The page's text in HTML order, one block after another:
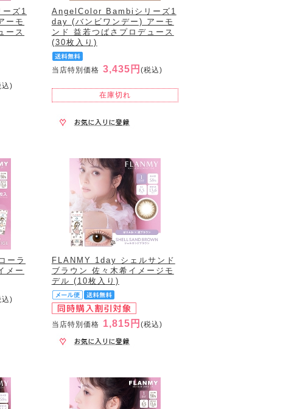
ズ1
ーモ
ース
込)
AngelColor Bambiシリーズ1
day (バンビワンデー) アーモ
ンド 益若つばさプロデュース
(30枚入り)
当店特別価格 3,435円 (税込)
在庫切れ
ーラ
メー
込)
FLANMY 1day シェルサンド
ブラウン 佐々木希イメージモ
デル (10枚入り)
当店特別価格 1,815円 (税込)